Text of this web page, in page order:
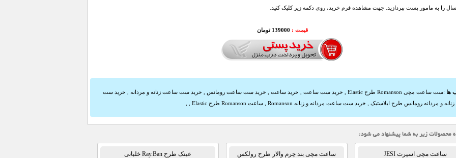
را به مامور پست بپردازید. جهت مشاهده فرم خرید، روی دکمه زیر کلیک کنید.
قیمت : 139000 تومان
ها :ست ساعت مچی Romanson طرح Elastic خرید ست ساعت خرید ساعت خرید ست ساعت رومانس خرید ست ساعت زنانه و مردانه
خرید ست
و مردانه رومانس طرح ایلاستیک
خرید ست ساعت مردانه و زنانه Romanson ساعت Romanson طرح Elastic
ساعت مچی اسپرت JESI ساعت مچی بند چرم والار طرح رولکس عینک طرح Ray.Ban خلبانی